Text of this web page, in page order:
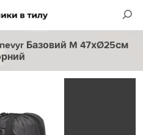
Базовий M 47хØ25см